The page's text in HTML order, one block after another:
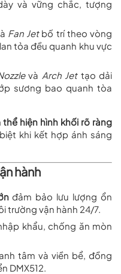
và vững chắc, tượng
Fan Jetbố trí theo vòng
tỏa đều quanh khu vực
và Arch Jettạo dải
sương bao quanh tòa
thể hiện hình khối rõ ràng
khi kết hợp ánh sáng
hành
đảm bảo lưu lượng ổn
trường vận hành 24/7.
khẩu, chống ăn mòn
tâm và viền bể, đồng
DMX512.